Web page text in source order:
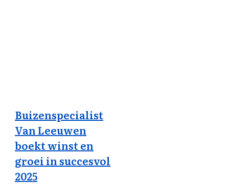
Buizenspecialist
Van Leeuwen
boekt winst en
groei in succesvol
2025